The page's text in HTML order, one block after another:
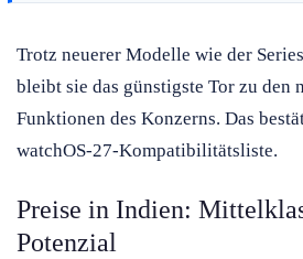
Trotz neuerer Modelle wie der
bleibt sie das günstigste Tor zu den
Funktionen des Konzerns. Das
watchOS-27-Kompatibilitätsliste.
Preise in Indien:
Potenzial